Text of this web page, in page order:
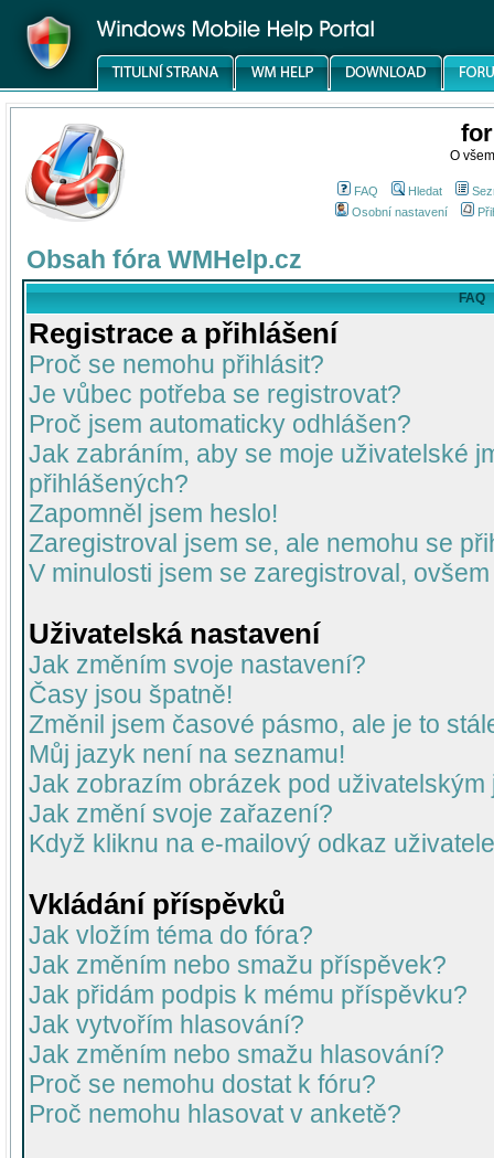
O
FAQ Hledat
Osobní nastavení
Obsah fóra WMHelp.cz
FAQ
Registrace a přihlášení
Proč se nemohu přihlásit?
Je vůbec potřeba se registrovat?
Proč jsem automaticky odhlášen?
Jak zabráním, aby se moje uživatelské
přihlášených?
Zapomněl jsem heslo!
Zaregistroval jsem se, ale nemohu se
V minulosti jsem se zaregistroval,
Uživatelská nastavení
Jak změním svoje nastavení?
Časy jsou špatně!
Změnil jsem časové pásmo, ale je to
Můj jazyk není na seznamu!
Jak zobrazím obrázek pod uživatelským
Jak změní svoje zařazení?
Když kliknu na e-mailový odkaz
Vkládání příspěvků
Jak vložím téma do fóra?
Jak změním nebo smažu příspěvek?
Jak přidám podpis k mému příspěvku?
Jak vytvořím hlasování?
Jak změním nebo smažu hlasování?
Proč se nemohu dostat k fóru?
Proč nemohu hlasovat v anketě?